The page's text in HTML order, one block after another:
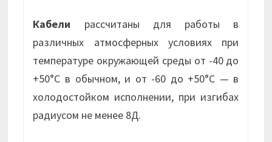
Кабели рассчитаны для работы в
различных атмосферных условиях при
температуре окружающей среды от -40 до
+50°С в обычном, и от -60 до +50°С — в
холодостойком исполнении, при изгибах
радиусом не менее 8Д.